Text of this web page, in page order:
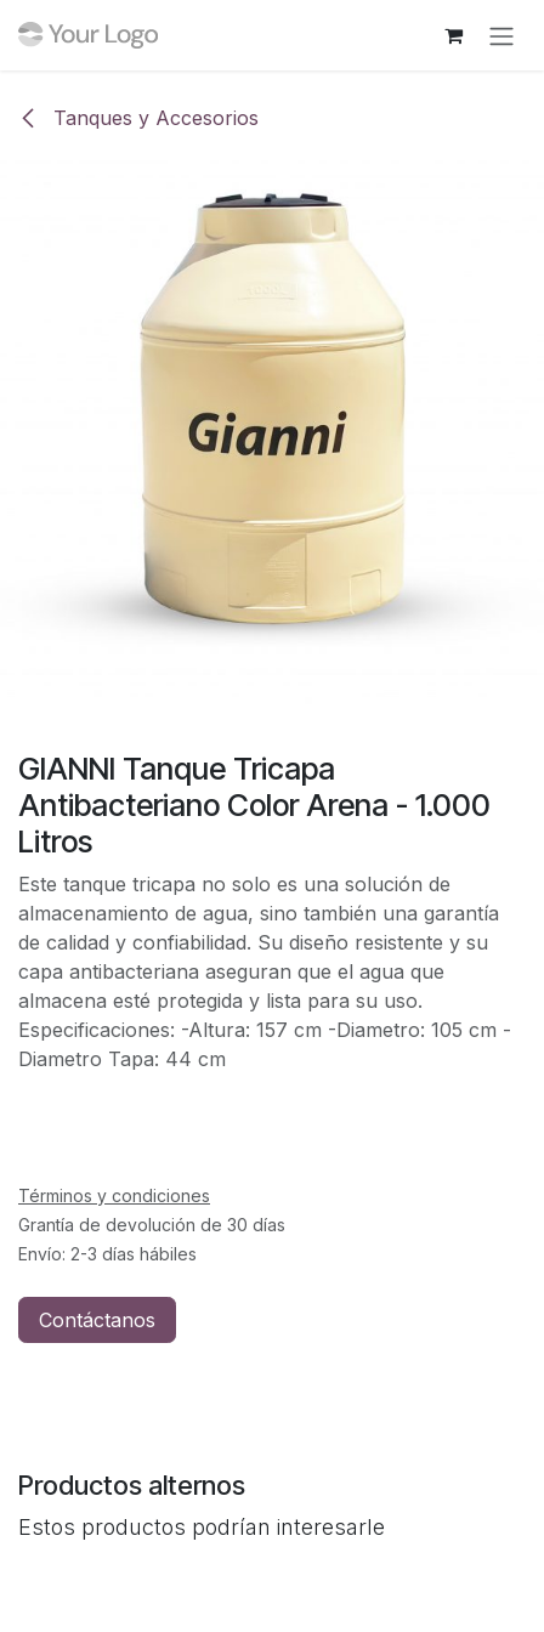
Tanques y Accesorios
GIANNI Tanque Tricapa
Antibacteriano Color Arena - 1.000
Litros
Este tanque tricapa no solo es una solución de
almacenamiento de agua, sino también una garantía
de calidad y confiabilidad. Su diseño resistente y su
capa antibacteriana aseguran que el agua que
almacena esté protegida y lista para su uso.
Especificaciones: -Altura: 157 cm -Diametro: 105 cm -
Diametro Tapa: 44 cm
Términos y condiciones
Grantía de devolución de 30 días
Envío: 2-3 días hábiles
Contáctanos
Productos alternos
Estos productos podrían interesarle